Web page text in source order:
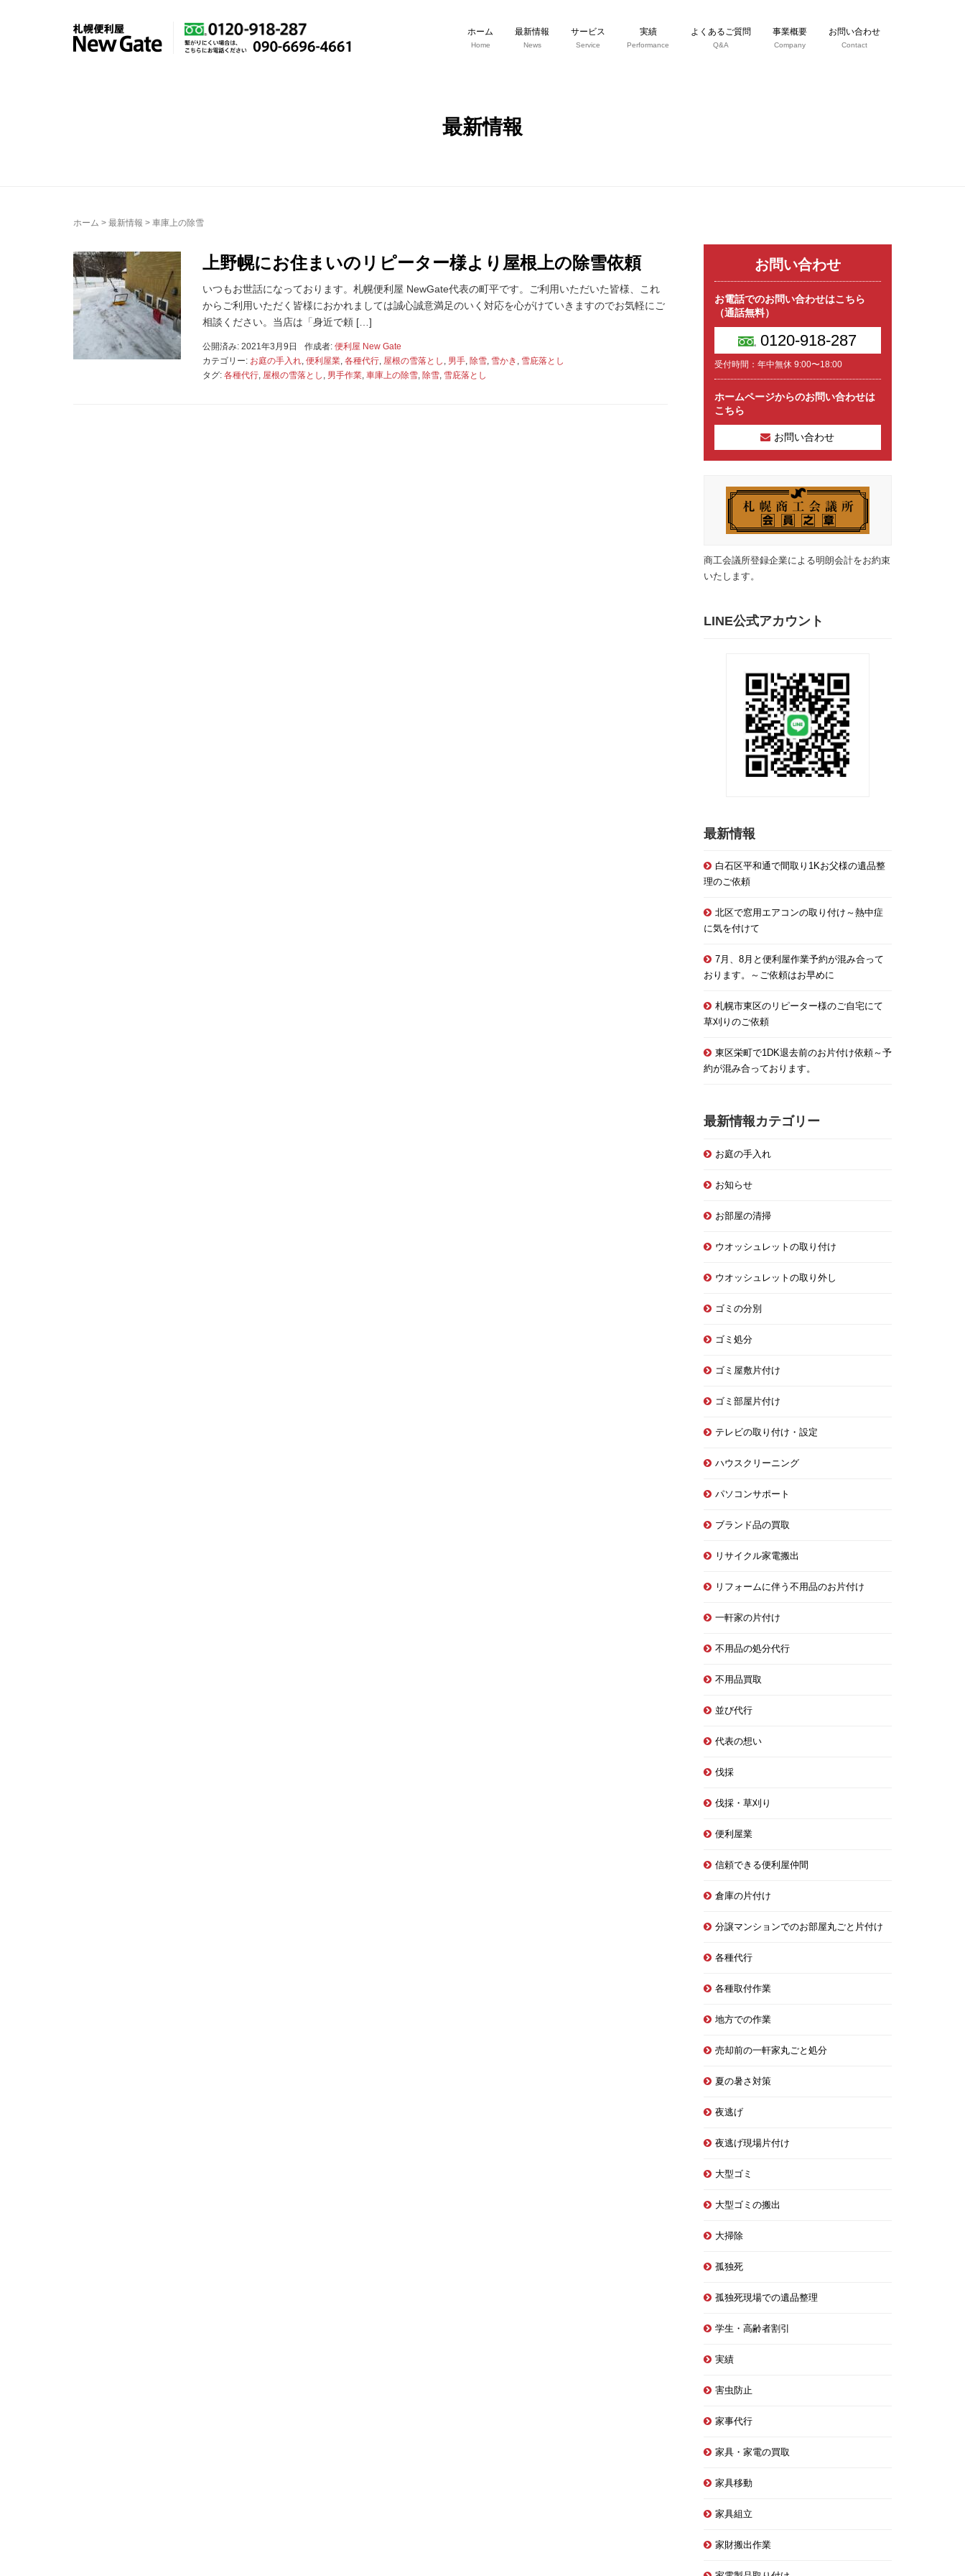
ホーム
Home
最新情報
News
サービス
Service
実績
Performance
よくあるご質問
Q&A
事業概要
Company
お問い合わせ
Contact
最新情報
ホーム > 最新情報 > 車庫上の除雪
上野幌にお住まいのリピーター様より屋根上の除雪依頼
いつもお世話になっております。札幌便利屋 NewGate代表の町平です。ご利用いただいた皆様、これ
からご利用いただく皆様におかれましては誠心誠意満足のいく対応を心がけていきますのでお気軽にご
相談ください。当店は「身近で頼 […]
公開済み: 2021年3月9日 作成者: 便利屋 New Gate
カテゴリー: お庭の手入れ 便利屋業 各種代行 屋根の雪落とし 男手 除雪 雪かき
雪庇落とし
タグ: 各種代行 屋根の雪落とし 男手作業 車庫上の除雪 除雪 雪庇落とし
お問い合わせ
お電話でのお問い合わせはこちら
（通話無料）
0120-918-287
受付時間：年中無休 9:00〜18:00
ホームページからのお問い合わせは
こちら
お問い合わせ
商工会議所登録企業による明朗会計をお約束
いたします。
LINE公式アカウント
最新情報
白石区平和通で間取り1Kお父様の遺品整
理のご依頼
北区で窓用エアコンの取り付け～熱中症
に気を付けて
7月、8月と便利屋作業予約が混み合って
おります。～ご依頼はお早めに
札幌市東区のリピーター様のご自宅にて
草刈りのご依頼
東区栄町で1DK退去前のお片付け依頼～予
約が混み合っております。
最新情報カテゴリー
お庭の手入れ
お知らせ
お部屋の清掃
ウオッシュレットの取り付け
ウオッシュレットの取り外し
ゴミの分別
ゴミ処分
ゴミ屋敷片付け
ゴミ部屋片付け
テレビの取り付け・設定
ハウスクリーニング
パソコンサポート
ブランド品の買取
リサイクル家電搬出
リフォームに伴う不用品のお片付け
一軒家の片付け
不用品の処分代行
不用品買取
並び代行
代表の想い
伐採
伐採・草刈り
便利屋業
信頼できる便利屋仲間
倉庫の片付け
分譲マンションでのお部屋丸ごと片付け
各種代行
各種取付作業
地方での作業
売却前の一軒家丸ごと処分
夏の暑さ対策
夜逃げ
夜逃げ現場片付け
大型ゴミ
大型ゴミの搬出
大掃除
孤独死
孤独死現場での遺品整理
学生・高齢者割引
実績
害虫防止
家事代行
家具・家電の買取
家具移動
家具組立
家財搬出作業